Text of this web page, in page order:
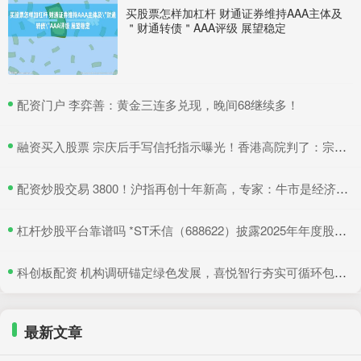
买股票怎样加杠杆 财通证券维持AAA主体及
＂财通转债＂AAA评级 展望稳定
​配资门户 李弈善：黄金三连多兑现，晚间68继续多！
​融资买入股票 宗庆后手写信托指示曝光！香港高院判了：宗馥莉暂不得挪动汇丰账户资产
​配资炒股交易 3800！沪指再创十年新高，专家：牛市是经济增长重要引擎
​杠杆炒股平台靠谱吗 *ST禾信（688622）披露2025年年度股东会决议公告，5月22日股价上涨3.33%
​科创板配资 机构调研锚定绿色发展，喜悦智行夯实可循环包装行业优势
最新文章